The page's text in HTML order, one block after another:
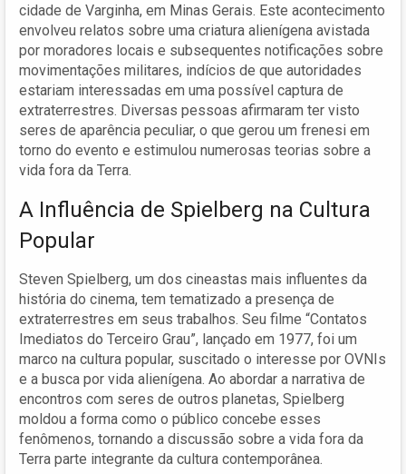
cidade de Varginha, em Minas Gerais. Este acontecimento
envolveu relatos sobre uma criatura alienígena avistada
por moradores locais e subsequentes notificações sobre
movimentações militares, indícios de que autoridades
estariam interessadas em uma possível captura de
extraterrestres. Diversas pessoas afirmaram ter visto
seres de aparência peculiar, o que gerou um frenesi em
torno do evento e estimulou numerosas teorias sobre a
vida fora da Terra.
A Influência de Spielberg na Cultura
Popular
Steven Spielberg, um dos cineastas mais influentes da
história do cinema, tem tematizado a presença de
extraterrestres em seus trabalhos. Seu filme “Contatos
Imediatos do Terceiro Grau”, lançado em 1977, foi um
marco na cultura popular, suscitado o interesse por OVNIs
e a busca por vida alienígena. Ao abordar a narrativa de
encontros com seres de outros planetas, Spielberg
moldou a forma como o público concebe esses
fenômenos, tornando a discussão sobre a vida fora da
Terra parte integrante da cultura contemporânea.